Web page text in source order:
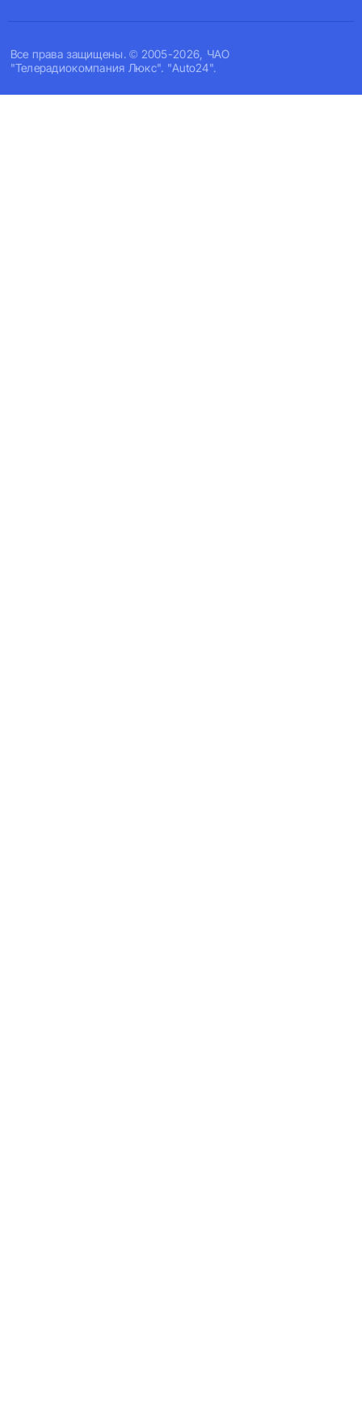
Все права защищены. © 2005-2026, ЧАО
"Телерадиокомпания Люкс". "Auto24".